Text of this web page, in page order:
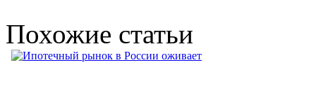
Похожие статьи